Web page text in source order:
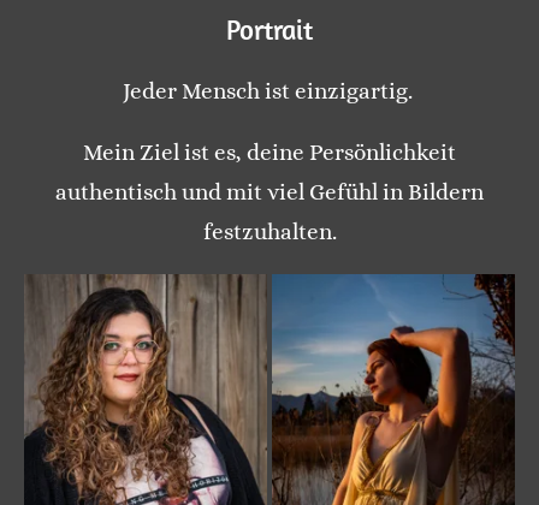
Portrait
Jeder Mensch ist einzigartig.
Mein Ziel ist es, deine Persönlichkeit
authentisch und mit viel Gefühl in Bildern
festzuhalten.